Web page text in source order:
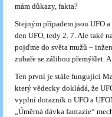
mám důkazy, fakta?
Stejným případem jsou UFO
den UFO, tedy 2. 7. Ale také
pojďme do světa mužů –
zubaře se zálibou přemýšlet.
Ten první je stále fungující
který vědecky dokládá, že
vyplní dotazník o UFO a
„Úměrná dávka fantazie“